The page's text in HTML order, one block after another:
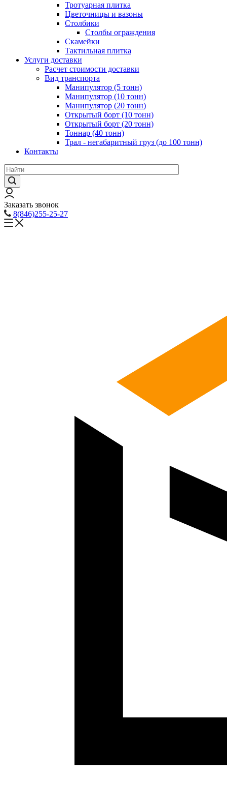
Тротуарная плитка
Цветочницы и вазоны
Столбики
Столбы ограждения
Скамейки
Тактильная плитка
Услуги доставки
Расчет стоимости доставки
Вид транспорта
Манипулятор (5 тонн)
Манипулятор (10 тонн)
Манипулятор (20 тонн)
Открытый борт (10 тонн)
Открытый борт (20 тонн)
Тоннар (40 тонн)
Трал - негабаритный груз (до 100 тонн)
Контакты
Заказать звонок
8(846)255-25-27